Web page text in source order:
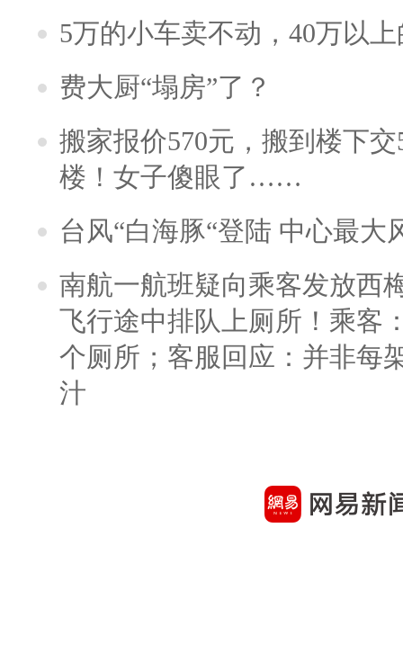
5万的小车卖不动，40万以
费大厨“塌房”了？
搬家报价570元，搬到楼下
楼！女子傻眼了……
台风“白海豚“登陆 中心最大
南航一航班疑向乘客发放西
飞行途中排队上厕所！乘客
个厕所；客服回应：并非每
汁